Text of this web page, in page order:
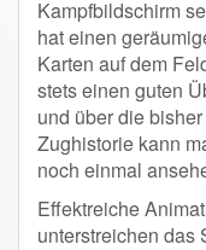
Kampfbildschirm
hat einen
Karten auf dem
stets einen guten
und über die
Zughistorie kann
noch einmal
Effektreiche
unterstreichen das